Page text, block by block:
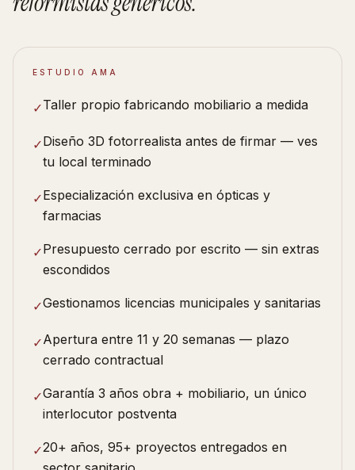
ESTUDIO AMA
✓Taller propio fabricando mobiliario a medida
✓Diseño 3D fotorrealista antes de firmar — ves
tu local terminado
✓Especialización exclusiva en ópticas y
farmacias
✓Presupuesto cerrado por escrito — sin extras
escondidos
✓Gestionamos licencias municipales y sanitarias
✓Apertura entre 11 y 20 semanas — plazo
cerrado contractual
✓Garantía 3 años obra + mobiliario, un único
interlocutor postventa
✓20+ años, 95+ proyectos entregados en